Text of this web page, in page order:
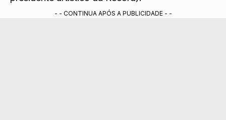
- - CONTINUA APÓS A PUBLICIDADE - -